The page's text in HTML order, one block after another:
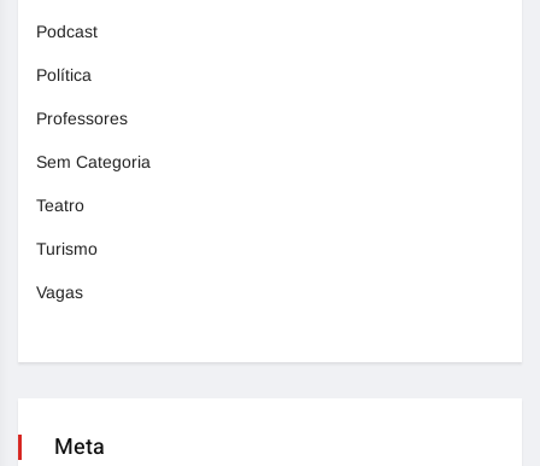
Podcast
Política
Professores
Sem Categoria
Teatro
Turismo
Vagas
Meta